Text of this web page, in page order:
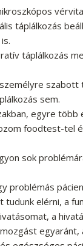
táplálkozás
táplálkozás
sem.
egyre
foodtest-tel
sok
problémás
tudunk elérni, a
a